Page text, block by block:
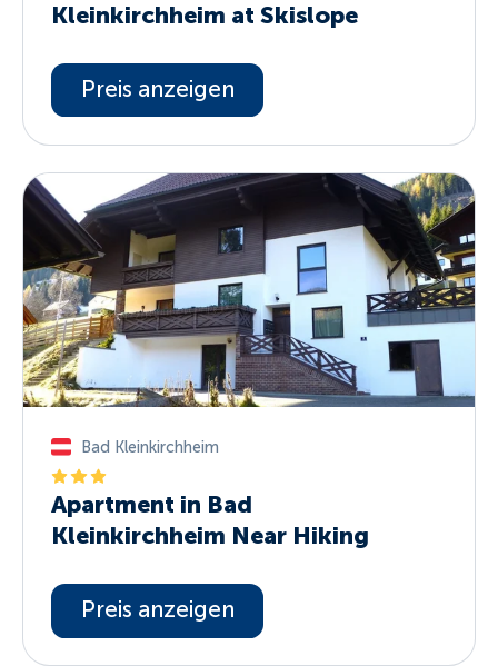
Kleinkirchheim at Skislope
Preis anzeigen
Bad Kleinkirchheim
Apartment in Bad
Kleinkirchheim Near Hiking
Preis anzeigen